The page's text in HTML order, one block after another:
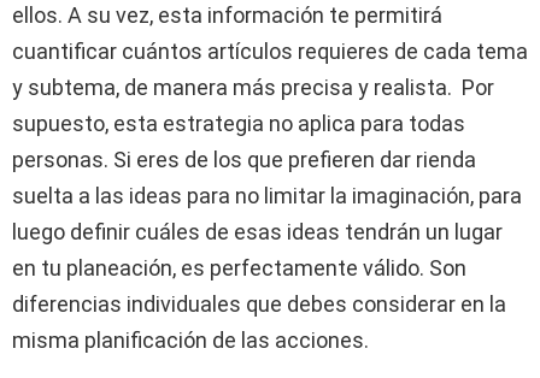
ellos. A su vez, esta información te permitirá
cuantificar cuántos artículos requieres de cada tema
y subtema, de manera más precisa y realista. Por
supuesto, esta estrategia no aplica para todas
personas. Si eres de los que prefieren dar rienda
suelta a las ideas para no limitar la imaginación, para
luego definir cuáles de esas ideas tendrán un lugar
en tu planeación, es perfectamente válido. Son
diferencias individuales que debes considerar en la
misma planificación de las acciones.